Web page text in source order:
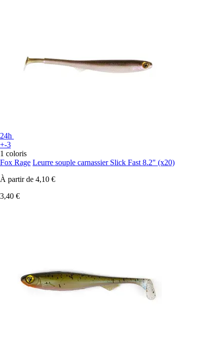
24h
+-3
1 coloris
Fox Rage Leurre souple carnassier Slick Fast 8.2" (x20)
À partir de 4,10 €
3,40 €